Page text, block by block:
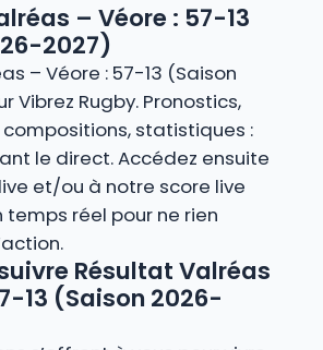
– Véore : 57-13
2027)
– Véore : 57-13 (Saison
Vibrez Rugby. Pronostics,
statistiques :
le direct. Accédez ensuite
et/ou à notre score live
réel pour ne rien
Résultat Valréas
13 (Saison 2026-